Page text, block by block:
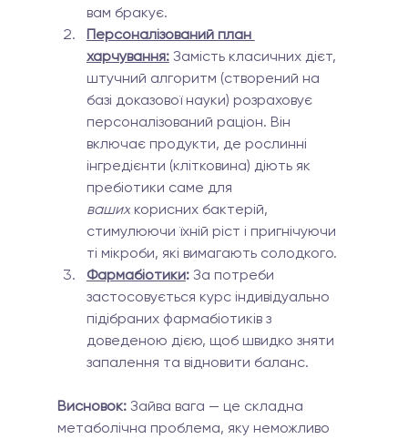
вам бракує.
Персоналізований план
харчування: Замість класичних дієт,
штучний алгоритм (створений на
базі доказової науки) розраховує
персоналізований раціон. Він
включає продукти, де рослинні
інгредієнти (клітковина) діють як
пребіотики саме для
ваших корисних бактерій,
стимулюючи їхній ріст і пригнічуючи
ті мікроби, які вимагають солодкого.
Фармабіотики: За потреби
застосовується курс індивідуально
підібраних фармабіотиків з
доведеною дією, щоб швидко зняти
запалення та відновити баланс.
Висновок: Зайва вага — це складна
метаболічна проблема, яку неможливо